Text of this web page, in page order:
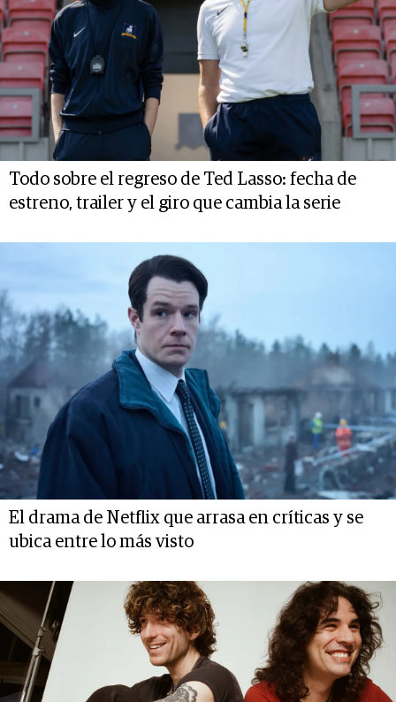
Todo sobre el regreso de Ted Lasso: fecha de
estreno, trailer y el giro que cambia la serie
El drama de Netflix que arrasa en críticas y se
ubica entre lo más visto